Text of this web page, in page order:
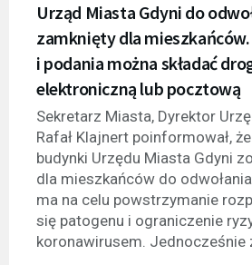
Urząd Miasta Gdyni do
zamknięty dla
i podania można składać
elektroniczną lub pocztową
Sekretarz Miasta, Dyrektor
Rafał Klajnert poinformował,
budynki Urzędu Miasta Gdyni
dla mieszkańców do
ma na celu powstrzymanie
się patogenu i ograniczenie
koronawirusem. Jednocześnie